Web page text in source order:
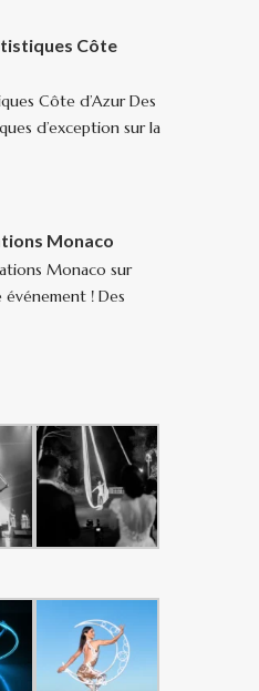
Côte
Côte d’Azur Des
d’exception sur la
Monaco
Monaco sur
événement ! Des